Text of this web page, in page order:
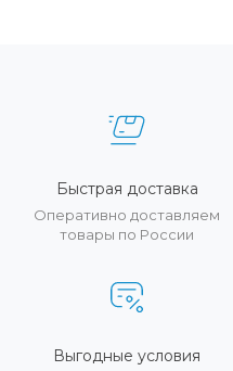
Быстрая доставка
Оперативно доставляем
товары по России
Выгодные условия